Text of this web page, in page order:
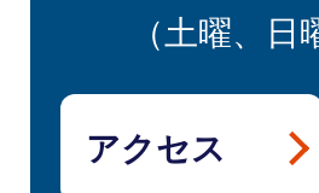
（土曜、
アクセス